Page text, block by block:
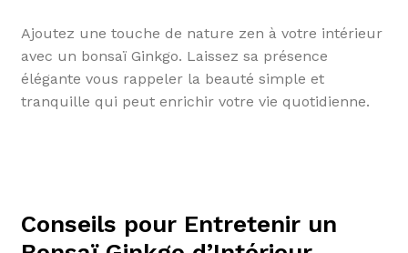
Ajoutez une touche de nature zen à votre intérieur
avec un bonsaï Ginkgo. Laissez sa présence
élégante vous rappeler la beauté simple et
tranquille qui peut enrichir votre vie quotidienne.
Conseils pour Entretenir un